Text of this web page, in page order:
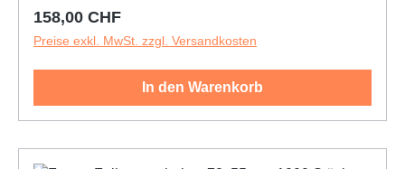
70x50 cmSie sind bei: Fango Folienzuschnitte,
Einmalfolie
Regulärer Preis:
158,00 CHF
Preise exkl. MwSt. zzgl. Versandkosten
In den Warenkorb